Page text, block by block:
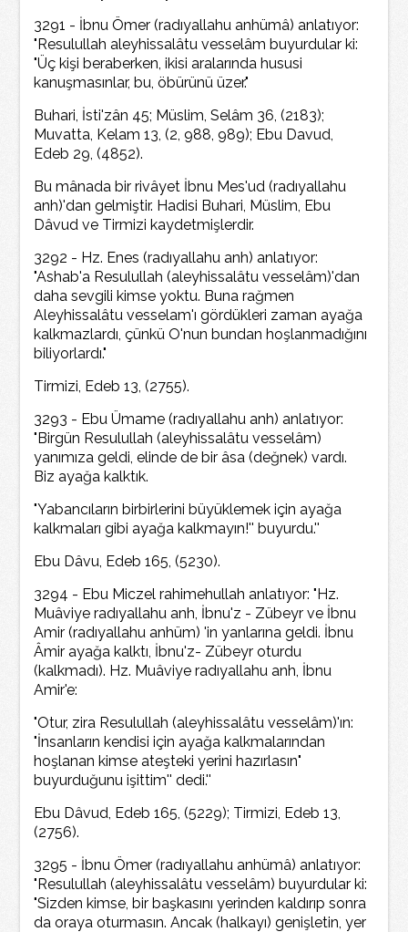
3291 - İbnu Ömer (radıyallahu anhümâ) anlatıyor:
"Resulullah aleyhissalâtu vesselâm buyurdular ki:
"Üç kişi beraberken, ikisi aralarında hususi
kanuşmasınlar, bu, öbürünü üzer."
Buhari, İsti'zân 45; Müslim, Selâm 36, (2183);
Muvatta, Kelam 13, (2, 988, 989); Ebu Davud,
Edeb 29, (4852).
Bu mânada bir rivâyet İbnu Mes'ud (radıyallahu
anh)'dan gelmiştir. Hadisi Buhari, Müslim, Ebu
Dâvud ve Tirmizi kaydetmişlerdir.
3292 - Hz. Enes (radıyallahu anh) anlatıyor:
"Ashab'a Resulullah (aleyhissalâtu vesselâm)'dan
daha sevgili kimse yoktu. Buna rağmen
Aleyhissalâtu vesselam'ı gördükleri zaman ayağa
kalkmazlardı, çünkü O'nun bundan hoşlanmadığını
biliyorlardı."
Tirmizi, Edeb 13, (2755).
3293 - Ebu Ümame (radıyallahu anh) anlatıyor:
"Birgün Resulullah (aleyhissalâtu vesselâm)
yanımıza geldi, elinde de bir âsa (değnek) vardı.
Biz ayağa kalktık.
"Yabancıların birbirlerini büyüklemek için ayağa
kalkmaları gibi ayağa kalkmayın!'' buyurdu.''
Ebu Dâvu, Edeb 165, (5230).
3294 - Ebu Miczel rahimehullah anlatıyor: "Hz.
Muâviye radıyallahu anh, İbnu'z - Zübeyr ve İbnu
Amir (radıyallahu anhüm) 'in yanlarına geldi. İbnu
Âmir ayağa kalktı, İbnu'z- Zübeyr oturdu
(kalkmadı). Hz. Muâviye radıyallahu anh, İbnu
Amir'e:
"Otur, zira Resulullah (aleyhissalâtu vesselâm)'ın:
"İnsanların kendisi için ayağa kalkmalarından
hoşlanan kimse ateşteki yerini hazırlasın"
buyurduğunu işittim'' dedi.''
Ebu Dâvud, Edeb 165, (5229); Tirmizi, Edeb 13,
(2756).
3295 - İbnu Ömer (radıyallahu anhümâ) anlatıyor:
"Resulullah (aleyhissalâtu vesselâm) buyurdular ki:
"Sizden kimse, bir başkasını yerinden kaldırıp sonra
da oraya oturmasın. Ancak (halkayı) genişletin, yer